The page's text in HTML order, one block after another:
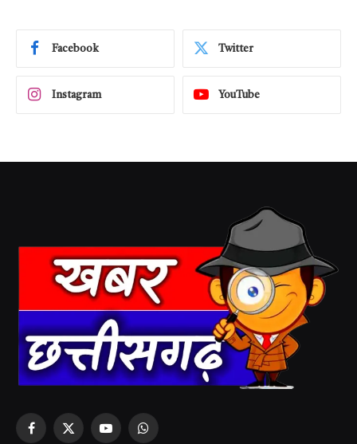
Facebook Twitter
Instagram YouTube
Facebook
X
YouTubeWhatsApp